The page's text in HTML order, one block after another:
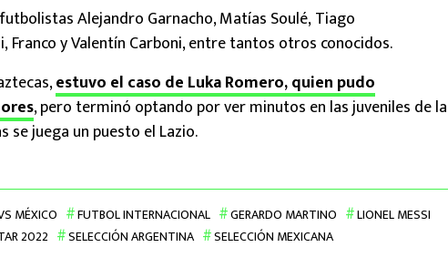
Alejandro Garnacho, Matías Soulé, Tiago
Franco y Valentín Carboni, entre tantos otros conocidos.
estuvo el caso de Luka Romero, quien pudo
, pero terminó optando por ver minutos en las juveniles de la
se juega un puesto el Lazio.
MÉXICO FUTBOL INTERNACIONAL GERARDO MARTINO
LIONEL MESSI
2022 SELECCIÓN ARGENTINA SELECCIÓN MEXICANA